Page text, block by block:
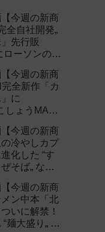
今週の新商
全自社開発„
先行販
ローソンの激
今週の新商
全新作「カ
に
しょうMAX„
今週の新商
冷やしカプ
化した “す
そば„ など
今週の新商
ン中本「北
いに解禁！
麺大盛り„ シ